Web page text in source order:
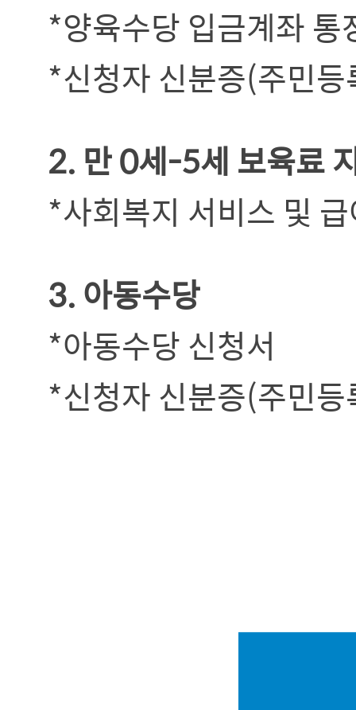
*양육수당 입금계좌 통
*신청자 신분증(주민
2. 만 0세-5세 보육료
*사회복지 서비스 및
3. 아동수당
*아동수당 신청서
*신청자 신분증(주민